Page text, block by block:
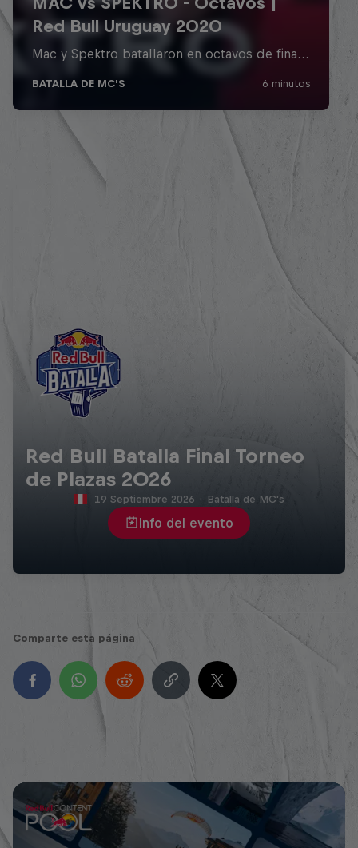
Red Bull Batalla Final Torneo
de Plazas 2026
Info del evento
19 Septiembre 2026 · Batalla de MC's
Comparte esta página